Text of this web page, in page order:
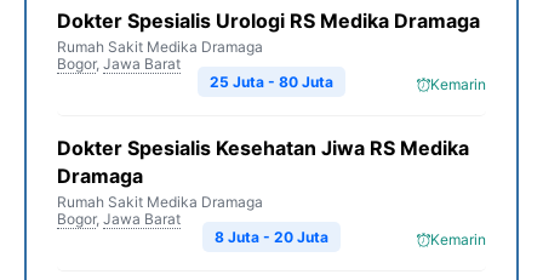
Dokter Spesialis Urologi RS Medika Dramaga
Rumah Sakit Medika Dramaga
Bogor, Jawa Barat
Kemarin
25 Juta - 80 Juta
Dokter Spesialis Kesehatan Jiwa RS Medika
Dramaga
Rumah Sakit Medika Dramaga
Bogor, Jawa Barat
Kemarin
8 Juta - 20 Juta